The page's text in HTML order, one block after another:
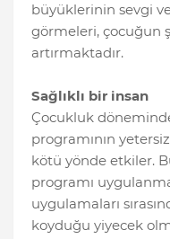
büyüklerinin sevgi
görmeleri, çocuğun
artırmaktadır.
Sağlıklı bir insan
Çocukluk
programının
kötü yönde etkiler.
programı
uygulamaları
koyduğu yiyecek